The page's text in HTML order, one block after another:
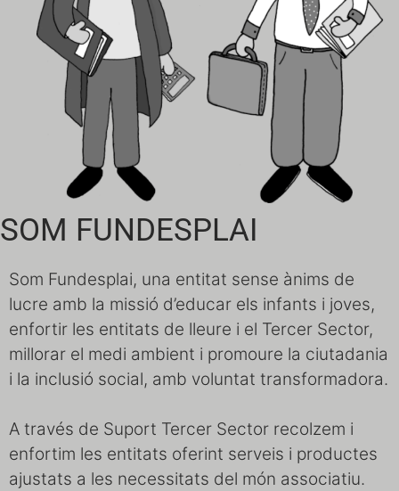
SOM FUNDESPLAI
Som Fundesplai, una entitat sense ànims de
lucre amb la missió d’educar els infants i joves,
enfortir les entitats de lleure i el Tercer Sector,
millorar el medi ambient i promoure la ciutadania
i la inclusió social, amb voluntat transformadora.
A través de Suport Tercer Sector recolzem i
enfortim les entitats oferint serveis i productes
ajustats a les necessitats del món associatiu.